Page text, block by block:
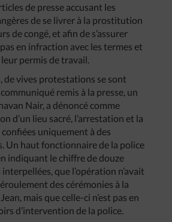
de presse accusant les
de se livrer à la prostitution
de congé, et afin de s’assurer
pas en infraction avec les termes et
permis de travail.
de vives protestations se sont
remis à la presse, un
Nair, a dénoncé comme
d’un lieu sacré, l’arrestation et la
uniquement à des
Un haut fonctionnaire de la police
indiquant le chiffre de douze
que l’opération n’avait
des cérémonies à la
mais que celle-ci n’est pas en
d’intervention de la police.